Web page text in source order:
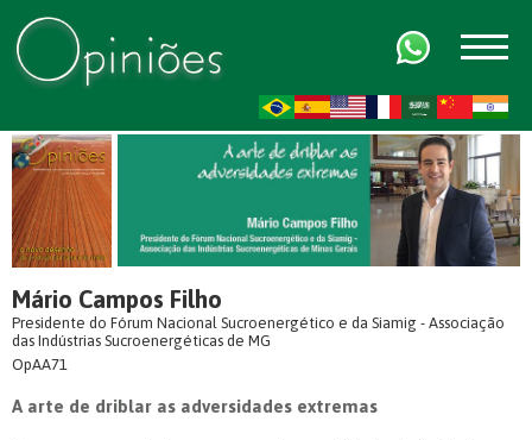
Mário Campos Filho
Presidente do Fórum Nacional Sucroenergético e da Siamig - Associação
das Indústrias Sucroenergéticas de MG
OpAA71
A arte de driblar as adversidades extremas